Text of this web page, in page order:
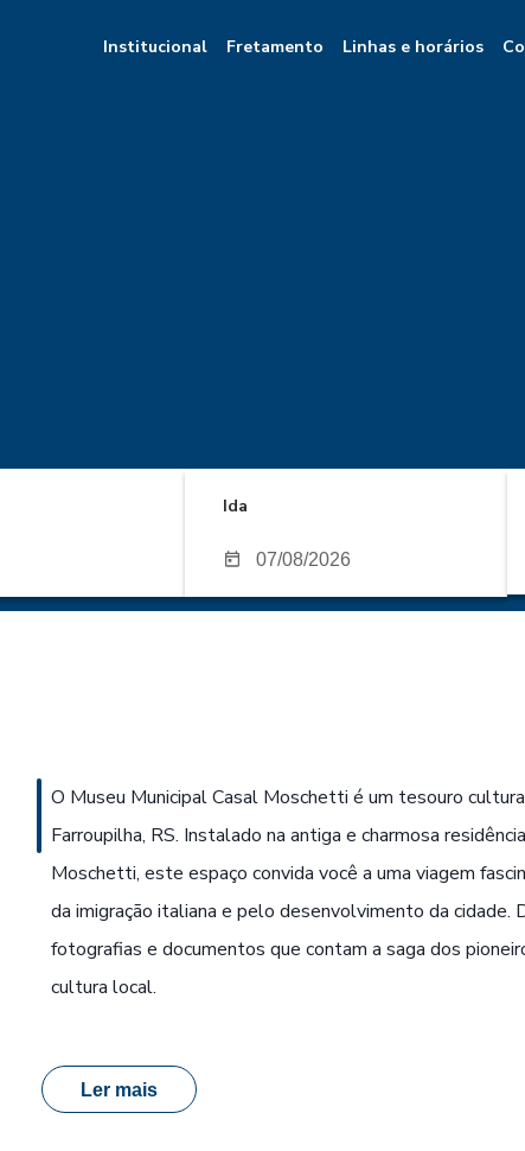
Institucional Fretamento Linhas e horários
Ida
O Museu Municipal Casal Moschetti é um tesouro
Farroupilha, RS. Instalado na antiga e charmosa
Moschetti, este espaço convida você a uma viagem
da imigração italiana e pelo desenvolvimento da cidade.
fotografias e documentos que contam a saga dos
cultura local.
Ler mais